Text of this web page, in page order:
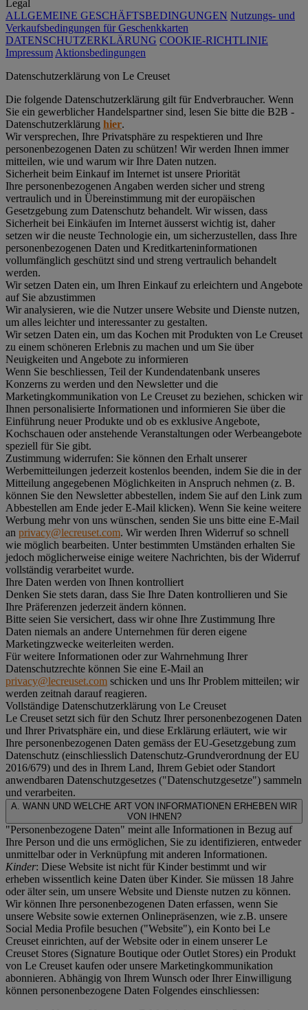
Legal
ALLGEMEINE GESCHÄFTSBEDINGUNGEN Nutzungs- und
Verkaufsbedingungen für Geschenkkarten
DATENSCHUTZERKLÄRUNG COOKIE-RICHTLINIE
Impressum Aktionsbedingungen
Datenschutz­erklärung von Le Creuset
Die folgende Datenschutzerklärung gilt für Endverbraucher. Wenn
Sie ein gewerblicher Handelspartner sind, lesen Sie bitte die B2B -
Datenschutzerklärung hier.
Wir versprechen, Ihre Privatsphäre zu respektieren und Ihre
personenbezogenen Daten zu schützen! Wir werden Ihnen immer
mitteilen, wie und warum wir Ihre Daten nutzen.
Sicherheit beim Einkauf im Internet ist unsere Priorität
Ihre personenbezogenen Angaben werden sicher und streng
vertraulich und in Übereinstimmung mit der europäischen
Gesetzgebung zum Datenschutz behandelt. Wir wissen, dass
Sicherheit bei Einkäufen im Internet äusserst wichtig ist, daher
setzen wir die neuste Technologie ein, um sicherzustellen, dass Ihre
personenbezogenen Daten und Kreditkarteninformationen
vollumfänglich geschützt sind und streng vertraulich behandelt
werden.
Wir setzen Daten ein, um Ihren Einkauf zu erleichtern und Angebote
auf Sie abzustimmen
Wir analysieren, wie die Nutzer unsere Website und Dienste nutzen,
um alles leichter und interessanter zu gestalten.
Wir setzen Daten ein, um das Kochen mit Produkten von Le Creuset
zu einem schöneren Erlebnis zu machen und um Sie über
Neuigkeiten und Angebote zu informieren
Wenn Sie beschliessen, Teil der Kundendatenbank unseres
Konzerns zu werden und den Newsletter und die
Marketingkommunikation von Le Creuset zu beziehen, schicken wir
Ihnen personalisierte Informationen und informieren Sie über die
Einführung neuer Produkte und ob es exklusive Angebote,
Kochschauen oder anstehende Veranstaltungen oder Werbeangebote
speziell für Sie gibt.
Zustimmung widerrufen: Sie können den Erhalt unserer
Werbemitteilungen jederzeit kostenlos beenden, indem Sie die in der
Mitteilung angegebenen Möglichkeiten in Anspruch nehmen (z. B.
können Sie den Newsletter abbestellen, indem Sie auf den Link zum
Abbestellen am Ende jeder E-Mail klicken). Wenn Sie keine weitere
Werbung mehr von uns wünschen, senden Sie uns bitte eine E-Mail
an privacy@lecreuset.com. Wir werden Ihren Widerruf so schnell
wie möglich bearbeiten. Unter bestimmten Umständen erhalten Sie
jedoch möglicherweise einige weitere Nachrichten, bis der Widerruf
vollständig verarbeitet wurde.
Ihre Daten werden von Ihnen kontrolliert
Denken Sie stets daran, dass Sie Ihre Daten kontrollieren und Sie
Ihre Präferenzen jederzeit ändern können.
Bitte seien Sie versichert, dass wir ohne Ihre Zustimmung Ihre
Daten niemals an andere Unternehmen für deren eigene
Marketingzwecke weiterleiten werden.
Für weitere Informationen oder zur Wahrnehmung Ihrer
Datenschutzrechte können Sie eine E-Mail an
privacy@lecreuset.com schicken und uns Ihr Problem mitteilen; wir
werden zeitnah darauf reagieren.
Vollständige Datenschutzerklärung von Le Creuset
Le Creuset setzt sich für den Schutz Ihrer personenbezogenen Daten
und Ihrer Privatsphäre ein, und diese Erklärung erläutert, wie wir
Ihre personenbezogenen Daten gemäss der EU-Gesetzgebung zum
Datenschutz (einschliesslich Datenschutz-Grundverordnung der EU
2016/679) und des in Ihrem Land, Ihrem Gebiet oder Standort
anwendbaren Datenschutzgesetzes ("Datenschutzgesetze") sammeln
und verarbeiten.
A. WANN UND WELCHE ART VON INFORMATIONEN ERHEBEN WIR
VON IHNEN?
"Personenbezogene Daten" meint alle Informationen in Bezug auf
Ihre Person und die uns ermöglichen, Sie zu identifizieren, entweder
unmittelbar oder in Verknüpfung mit anderen Informationen.
Kinder: Diese Website ist nicht für Kinder bestimmt und wir
erheben wissentlich keine Daten über Kinder. Sie müssen 18 Jahre
oder älter sein, um unsere Website und Dienste nutzen zu können.
Wir können Ihre personenbezogenen Daten erfassen, wenn Sie
unsere Website sowie externen Onlinepräsenzen, wie z.B. unsere
Social Media Profile besuchen ("Website"), ein Konto bei Le
Creuset einrichten, auf der Website oder in einem unserer Le
Creuset Stores (Signature Boutique oder Outlet Stores) ein Produkt
von Le Creuset kaufen oder unsere Marketingkommunikation
abonnieren. Abhängig von Ihrem Wunsch oder Ihrer Einwilligung
können personenbezogene Daten Folgendes einschliessen: